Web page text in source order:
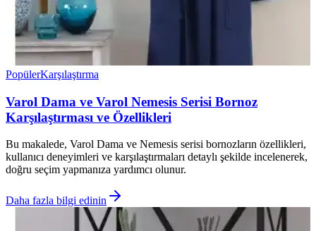
PopülerKarşılaştırma
Varol Dama ve Varol Nemesis Serisi Bornoz
Karşılaştırması ve Özellikleri
Bu makalede, Varol Dama ve Nemesis serisi bornozların özellikleri,
kullanıcı deneyimleri ve karşılaştırmaları detaylı şekilde incelenerek,
doğru seçim yapmanıza yardımcı olunur.
Daha fazla bilgi edinin